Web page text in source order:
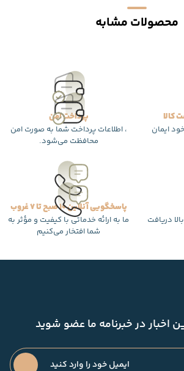
محصولات مشابه
ایمان
پرداخت امن
، اطلاعات پرداخت شما به صورت امن
محافظت می‌شود.
دریافت
پاسخگویی آنلاین 10 صبح تا 7 غروب
ما به ارائه خدماتی با کیفیت و مؤثر به
شما افتخار می‌کنیم
اخبار در خبرنامه ما عضو شوید